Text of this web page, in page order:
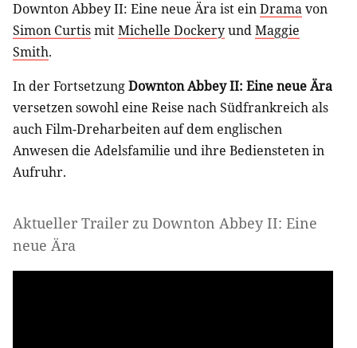
Downton Abbey II: Eine neue Ära ist einDramavon
Simon CurtismitMichelle DockeryundMaggie
Smith.
In der FortsetzungDownton Abbey II: Eine neue Ära
versetzen sowohl eine Reise nach Südfrankreich als
auch Film-Dreharbeiten auf dem englischen
Anwesen die Adelsfamilie und ihre Bediensteten in
Aufruhr.
Aktueller Trailer zu Downton Abbey II: Eine
neue Ära